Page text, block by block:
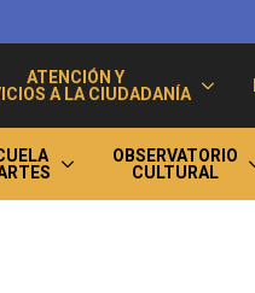
ATENCIÓN Y
A LA CIUDADANÍA
OBSERVATORIO
CULTURAL